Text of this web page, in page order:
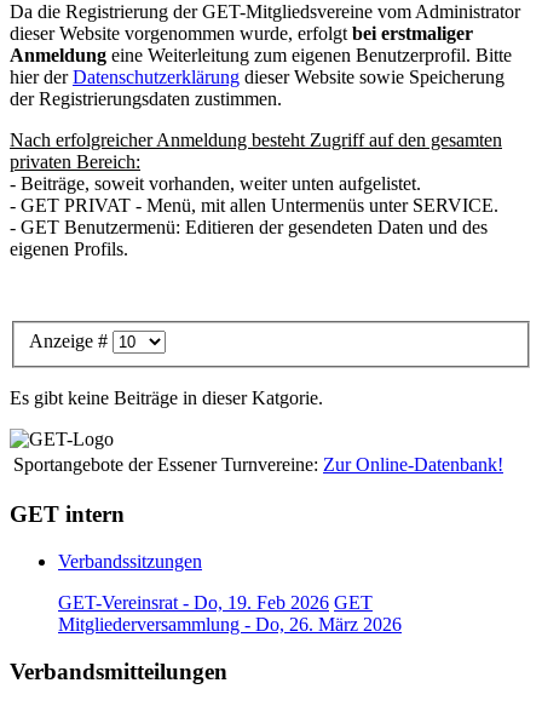
Da die Registrierung der GET-Mitgliedsvereine vom Administrator
dieser Website vorgenommen wurde, erfolgt bei erstmaliger
Anmeldung eine Weiterleitung zum eigenen Benutzerprofil. Bitte
hier derDatenschutzerklärung dieser Website sowie Speicherung
der Registrierungsdaten zustimmen.
Nach erfolgreicher Anmeldung besteht Zugriff auf den gesamten
privaten Bereich:
- Beiträge, soweit vorhanden, weiter unten aufgelistet.
- GET PRIVAT - Menü, mit allen Untermenüs unter SERVICE.
- GET Benutzermenü: Editieren der gesendeten Daten und des
eigenen Profils.
Anzeige #
Es gibt keine Beiträge in dieser Katgorie.
Sportangebote der Essener Turnvereine: Zur Online-Datenbank!
GET intern
Verbandssitzungen
GET-Vereinsrat - Do, 19. Feb 2026 GET
Mitgliederversammlung - Do, 26. März 2026
Verbandsmitteilungen